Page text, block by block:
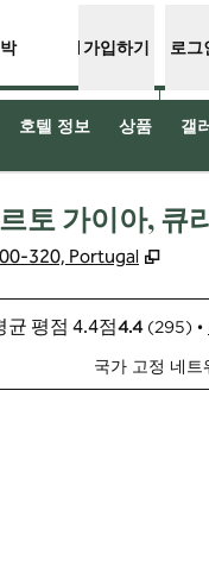
가입하기 로그
호텔 정보 상품 갤
토 가이아, 큐
320, Portugal ,
4.4 (295) •
국가 고정 네